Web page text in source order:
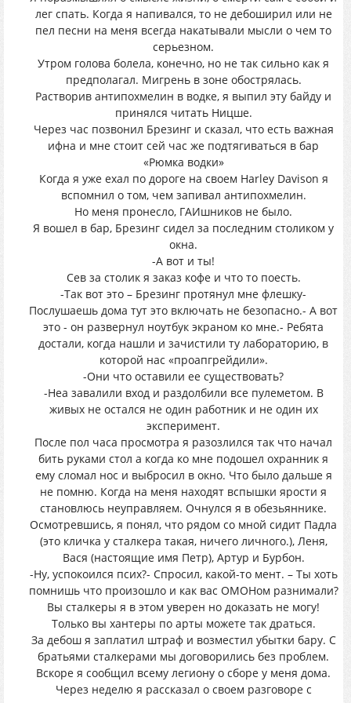
лег спать. Когда я напивался, то не дебоширил или не
пел песни на меня всегда накатывали мысли о чем то
серьезном.
Утром голова болела, конечно, но не так сильно как я
предполагал. Мигрень в зоне обострялась.
Растворив антипохмелин в водке, я выпил эту байду и
принялся читать Ницше.
Через час позвонил Брезинг и сказал, что есть важная
ифна и мне стоит сей час же подтягиваться в бар
«Рюмка водки»
Когда я уже ехал по дороге на своем Harley Davison я
вспомнил о том, чем запивал антипохмелин.
Но меня пронесло, ГАИшников не было.
Я вошел в бар, Брезинг сидел за последним столиком у
окна.
-А вот и ты!
Сев за столик я заказ кофе и что то поесть.
-Так вот это – Брезинг протянул мне флешку-
Послушаешь дома тут это включать не безопасно.- А вот
это - он развернул ноутбук экраном ко мне.- Ребята
достали, когда нашли и зачистили ту лабораторию, в
которой нас «проапгрейдили».
-Они что оставили ее существовать?
-Неа завалили вход и раздолбили все пулеметом. В
живых не остался не один работник и не один их
эксперимент.
После пол часа просмотра я разозлился так что начал
бить руками стол а когда ко мне подошел охранник я
ему сломал нос и выбросил в окно. Что было дальше я
не помню. Когда на меня находят вспышки ярости я
становлюсь неуправляем. Очнулся я в обезьяннике.
Осмотревшись, я понял, что рядом со мной сидит Падла
(это кличка у сталкера такая, ничего личного.), Леня,
Вася (настоящие имя Петр), Артур и Бурбон.
-Ну, успокоился псих?- Спросил, какой-то мент. – Ты хоть
помнишь что произошло и как вас ОМОНом разнимали?
Вы сталкеры я в этом уверен но доказать не могу!
Только вы хантеры по арты можете так драться.
За дебош я заплатил штраф и возместил убытки бару. С
братьями сталкерами мы договорились без проблем.
Вскоре я сообщил всему легиону о сборе у меня дома.
Через неделю я рассказал о своем разговоре с